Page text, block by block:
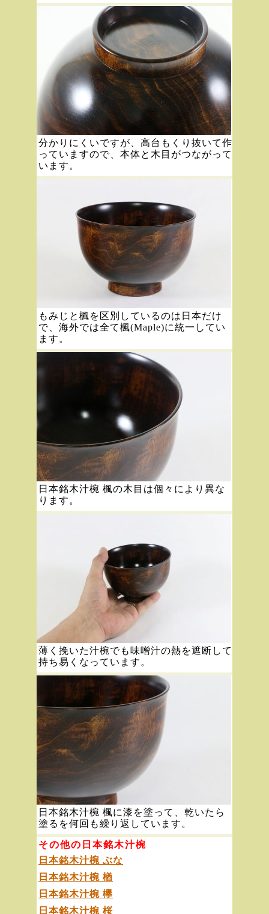
分かりにくいですが、高台もくり抜いて作
っていますので、本体と木目がつながって
います。
もみじと楓を区別しているのは日本だけ
で、海外では全て楓(Maple)に統一してい
ます。
日本銘木汁椀 楓の木目は個々により異な
ります。
薄く挽いた汁椀でも味噌汁の熱を遮断して
持ち易くなっています。
日本銘木汁椀 楓に漆を塗って、乾いたら
塗るを何回も繰り返しています。
その他の日本銘木汁椀
日本銘木汁椀 ぶな
日本銘木汁椀 楢
日本銘木汁椀 欅
日本銘木汁椀 桜